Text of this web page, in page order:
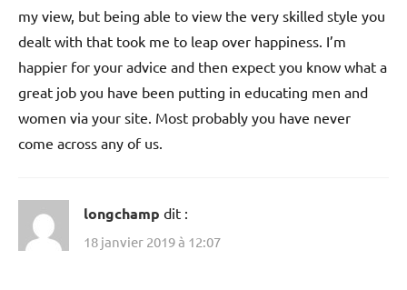
my view, but being able to view the very skilled style you
dealt with that took me to leap over happiness. I’m
happier for your advice and then expect you know what a
great job you have been putting in educating men and
women via your site. Most probably you have never
come across any of us.
longchamp dit :
18 janvier 2019 à 12:07